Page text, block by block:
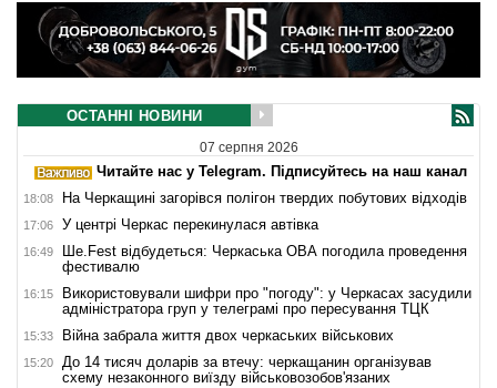
ОСТАННІ НОВИНИ
07 серпня 2026
Читайте нас у Telegram. Підписуйтесь на наш канал
18:08 На Черкащині загорівся полігон твердих побутових відходів
17:06 У центрі Черкас перекинулася автівка
16:49
Ше.Fest відбудеться: Черкаська ОВА погодила проведення
фестивалю
16:15
Використовували шифри про "погоду": у Черкасах засудили
адміністратора груп у телеграмі про пересування ТЦК
15:33 Війна забрала життя двох черкаських військових
15:20
До 14 тисяч доларів за втечу: черкащанин організував
схему незаконного виїзду військовозобов'язаних